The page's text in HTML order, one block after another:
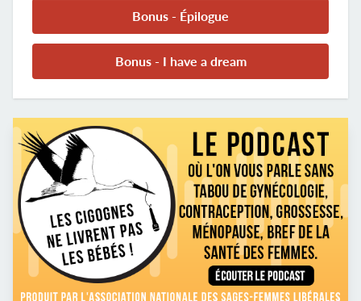
Bonus - Épilogue
Bonus - I have a dream